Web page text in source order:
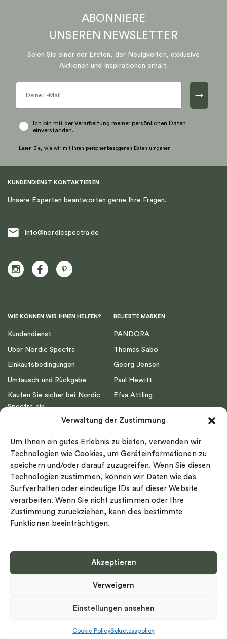
Verwaltung der Zustimmung
Um Ihnen ein gutes Erlebnis zu bieten, verwenden wir
Technologien wie Cookies, um Geräteinformationen zu
speichern und/oder darauf zuzugreifen. Wenn Sie diesen
Technologien zustimmen, können wir Daten wie das
Surfverhalten oder eindeutige IDs auf dieser Website
verarbeiten. Wenn Sie nicht zustimmen oder Ihre
Zustimmung zurückziehen, kann dies bestimmte
Funktionen beeinträchtigen.
Akzeptieren
Verweigern
Einstellungen ansehen
Cookie PolicySekretesspolicy
weist
Varianten
auf.
Die
der
Produktseite
werden
ABONNIERE
UNSEREN NEWSLETTER
Seien Sie einer der Ersten, der Neuigkeiten, exklusive
Aktionen und Inspirationen erhält.
→
Ich bin mit der Verarbeitung meiner persönlichen Daten
einverstanden.
Lesen Sie, wie wir mit Ihren personenbezogenen Daten umgehen
KUNDENDIENST KONTAKTIEREN
Unsere Experten beantworten gerne Ihre Fragen.
info@nordicspectra.de
WIE KÖNNEN WIR IHNEN HELFEN?
Kundendienst
Über Nordic Spectra
Einkaufsbedingungen
Umtausch und Rückgabe
Kaufen Sie sicher bei Nordic
Spectra ein
Impressum
Ringgröße
Widerrufsrecht
Cookie-policy
Sekretesspolicy
BELIEBTE MARKEN
PANDORA
Thomas Sabo
Georg Jensen
Paul Hewitt
Efva Attling
Drakenberg Sjölin
Nordic Spectra
Select country
Datenschutz-Bestimmungen
Urheberrecht 2026 Nordic Spectra Alle Rechte vorbehalten